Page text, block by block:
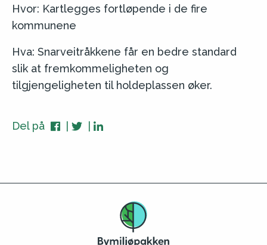
Hvor: Kartlegges fortløpende i de fire
kommunene
Hva: Snarveitråkkene får en bedre standard
slik at fremkommeligheten og
tilgjengeligheten til holdeplassen øker.
Del på